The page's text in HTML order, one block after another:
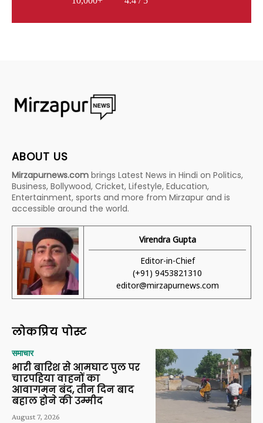
ABOUT US
Mirzapurnews.com brings Latest News in Hindi on Politics,
Business, Bollywood, Cricket, Lifestyle, Education,
Entertainment, sports and more from Mirzapur and is
accessible around the world.
Virendra Gupta
Editor-in-Chief
(+91) 9453821310
editor@mirzapurnews.com
लोकप्रिय पोस्ट
समाचार
भारी बारिश से आमघाट पुल पर
चारपहिया वाहनों का
आवागमन बंद, तीन दिन बाद
बहाल होने की उम्मीद
August 7, 2026